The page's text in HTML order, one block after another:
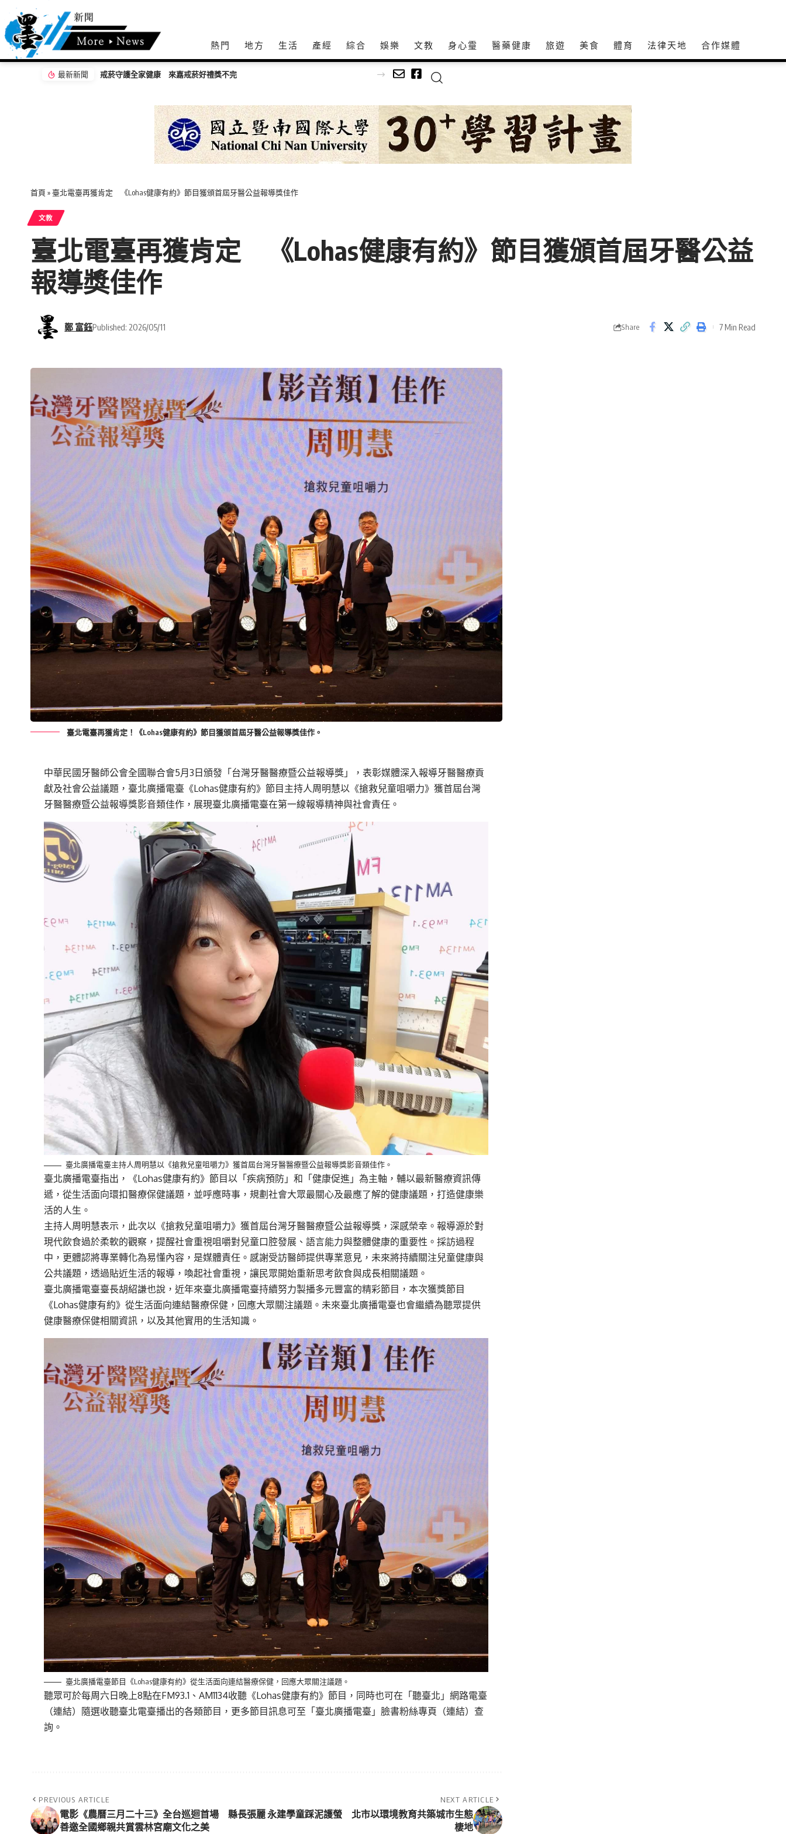
熱門 地方 生活 產經 綜合 娛樂 文教 身心𩆜 醫藥健康 旅遊 美食 體育 法律天地 合作媒體
最新新聞 2026王功漁火節88節連二天 祈福嘉年華千人烤蚵首先登場
首頁 »臺北電臺再獲肯定 《Lohas健康有約》節目獲頒首屆牙醫公益報導獎佳作
文教
臺北電臺再獲肯定 《Lohas健康有約》節目獲頒首屆牙醫公益
報導獎佳作
鄭 富鈺Published: 2026/05/11 Share 7 Min Read
臺北電臺再獲肯定！《Lohas健康有約》節目獲頒首屆牙醫公益報導獎佳作。
中華民國牙醫師公會全國聯合會5月3日頒發「台灣牙醫醫療暨公益報導獎」，表彰媒體深入報導牙醫醫療貢
獻及社會公益議題，臺北廣播電臺《Lohas健康有約》節目主持人周明慧以《搶救兒童咀嚼力》獲首屆台灣
牙醫醫療暨公益報導獎影音類佳作，展現臺北廣播電臺在第一線報導精神與社會責任。
臺北廣播電臺主持人周明慧以《搶救兒童咀嚼力》獲首屆台灣牙醫醫療暨公益報導獎影音類佳作。
臺北廣播電臺指出，《Lohas健康有約》節目以「疾病預防」和「健康促進」為主軸，輔以最新醫療資訊傳
遞，從生活面向環扣醫療保健議題，並呼應時事，規劃社會大眾最關心及最應了解的健康議題，打造健康樂
活的人生。
主持人周明慧表示，此次以《搶救兒童咀嚼力》獲首屆台灣牙醫醫療暨公益報導獎，深感榮幸。報導源於對
現代飲食過於柔軟的觀察，提醒社會重視咀嚼對兒童口腔發展、語言能力與整體健康的重要性。採訪過程
中，更體認將專業轉化為易懂內容，是媒體責任。感謝受訪醫師提供專業意見，未來將持續關注兒童健康與
公共議題，透過貼近生活的報導，喚起社會重視，讓民眾開始重新思考飲食與成長相關議題。
臺北廣播電臺臺長胡紹謙也說，近年來臺北廣播電臺持續努力製播多元豐富的精彩節目，本次獲獎節目
《Lohas健康有約》從生活面向連結醫療保健，回應大眾關注議題。未來臺北廣播電臺也會繼續為聽眾提供
健康醫療保健相關資訊，以及其他實用的生活知識。
臺北廣播電臺節目《Lohas健康有約》從生活面向連結醫療保健，回應大眾關注議題。
聽眾可於每周六日晚上8點在FM93.1、AM1134收聽《Lohas健康有約》節目，同時也可在「聽臺北」網路電臺
（連結）隨選收聽臺北電臺播出的各類節目，更多節目訊息可至「臺北廣播電臺」臉書粉絲專頁（連結）查
詢。
PREVIOUS ARTICLE
電影《農曆三月二十三》全台巡迴首場 縣長張麗
善邀全國鄉親共賞雲林宮廟文化之美
NEXT ARTICLE
永建學童踩泥護螢 北市以環境教育共築城市生態
棲地